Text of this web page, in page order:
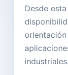
Desde
industriales.